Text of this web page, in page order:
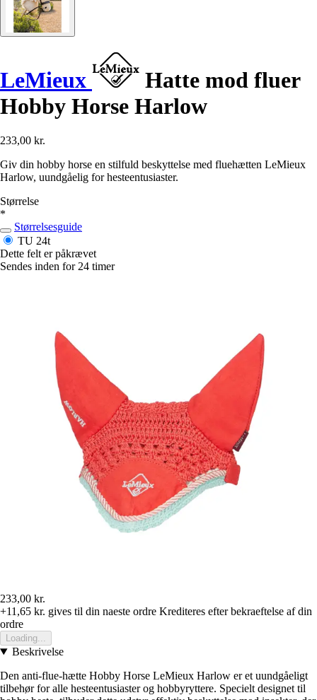
LeMieux
Hatte mod fluer
Hobby Horse Harlow
233,00 kr.
Giv din hobby horse en stilfuld beskyttelse med fluehætten LeMieux
Harlow, uundgåelig for hesteentusiaster.
Størrelse
*
Størrelsesguide
TU 24t
Dette felt er påkrævet
Sendes inden for 24 timer
233,00 kr.
+11,65 kr. gives til din naeste ordre Krediteres efter bekraeftelse af din
ordre
Loading...
Beskrivelse
Den anti-flue-hætte Hobby Horse LeMieux Harlow er et uundgåeligt
tilbehør for alle hesteentusiaster og hobbyryttere. Specielt designet til